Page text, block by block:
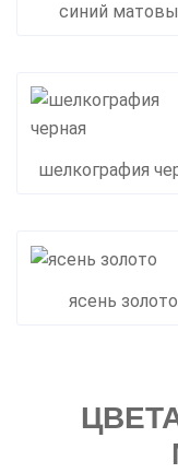
синий
шелкография
ясень золото